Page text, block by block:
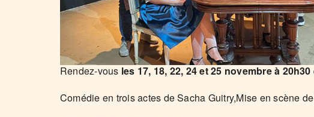
Rendez-vous les 17, 18, 22, 24 et 25 novembre à
Comédie en trois actes de Sacha Guitry,Mise en scène